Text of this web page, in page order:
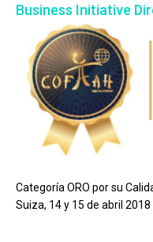
Business Initiative
Categoría ORO por su
Suiza, 14 y 15 de abril 2018